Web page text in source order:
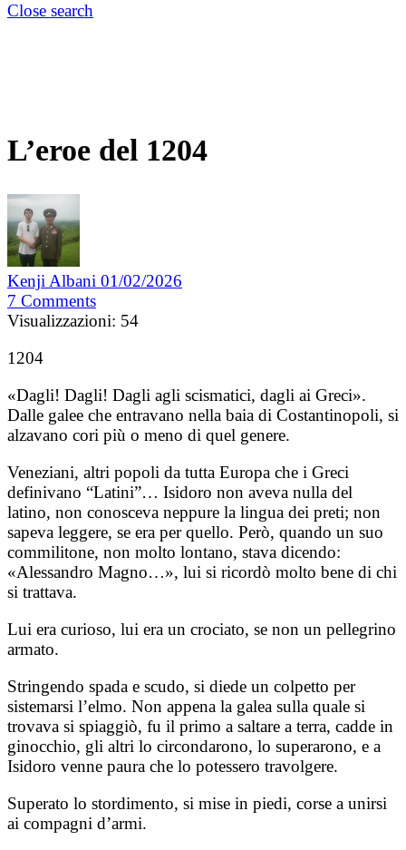
Close search
L’eroe del 1204
Kenji Albani 01/02/2026
7 Comments
Visualizzazioni: 54
1204
«Dagli! Dagli! Dagli agli scismatici, dagli ai Greci».
Dalle galee che entravano nella baia di Costantinopoli, si
alzavano cori più o meno di quel genere.
Veneziani, altri popoli da tutta Europa che i Greci
definivano “Latini”… Isidoro non aveva nulla del
latino, non conosceva neppure la lingua dei preti; non
sapeva leggere, se era per quello. Però, quando un suo
commilitone, non molto lontano, stava dicendo:
«Alessandro Magno…», lui si ricordò molto bene di chi
si trattava.
Lui era curioso, lui era un crociato, se non un pellegrino
armato.
Stringendo spada e scudo, si diede un colpetto per
sistemarsi l’elmo. Non appena la galea sulla quale si
trovava si spiaggiò, fu il primo a saltare a terra, cadde in
ginocchio, gli altri lo circondarono, lo superarono, e a
Isidoro venne paura che lo potessero travolgere.
Superato lo stordimento, si mise in piedi, corse a unirsi
ai compagni d’armi.